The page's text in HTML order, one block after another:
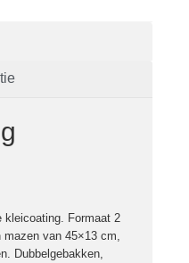
kleicoating. Formaat 2
van 45×13 cm,
Dubbelgebakken,